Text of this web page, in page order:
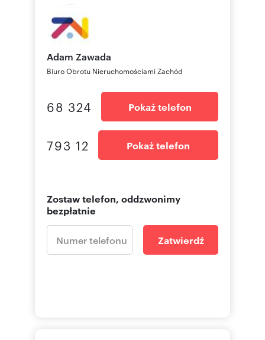
Adam Zawada
Biuro Obrotu Nieruchomościami Zachód
68 324 Pokaż telefon
793 12 Pokaż telefon
Zostaw telefon, oddzwonimy
bezpłatnie
Zatwierdź